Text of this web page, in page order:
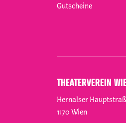
Gutscheine
THEATERVEREIN
Hernalser
1170Wien